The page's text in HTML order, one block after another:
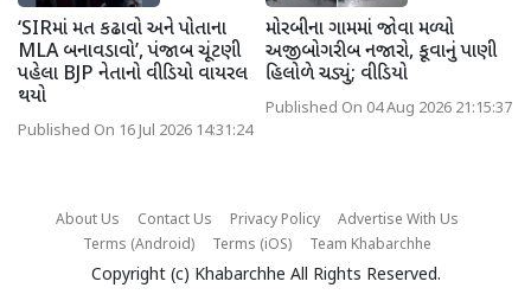
‘SIRમાં મત કઢાવો અને પોતાના
MLA બનાવડાવો’, પંજાબ ચૂંટણી
પહેલા BJP નેતાનો વીડિયો વાયરલ
થયો
Published On 16 Jul 2026 14:31:24
મોરબીના ગામમાં જોવા મળ્યો
અજીબોગરીબ નજારો, કૂવાનું પાણી
હિલોળે ચડ્યું; વીડિયો
Published On 04 Aug 2026 21:15:37
About Us Contact Us Privacy Policy
Advertise With Us
Terms (Android)
Terms (iOS) Team Khabarchhe
Copyright (c) Khabarchhe All Rights Reserved.